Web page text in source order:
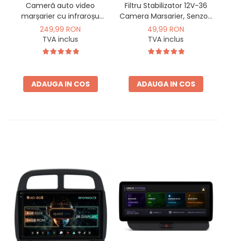
Cameră auto video
marșarier cu infraroșu
AHD, rezoluție 1920x1080P,
unghi deschis 155° - AD-
BGCM10-G
249,99 RON
TVA inclus
ADAUGA IN COS
Filtru Stabilizator 12V-36
Camera Marsarier, Senzori
Auto Deparazitare - AD-
BGCFILTER
49,99 RON
TVA inclus
ADAUGA IN COS